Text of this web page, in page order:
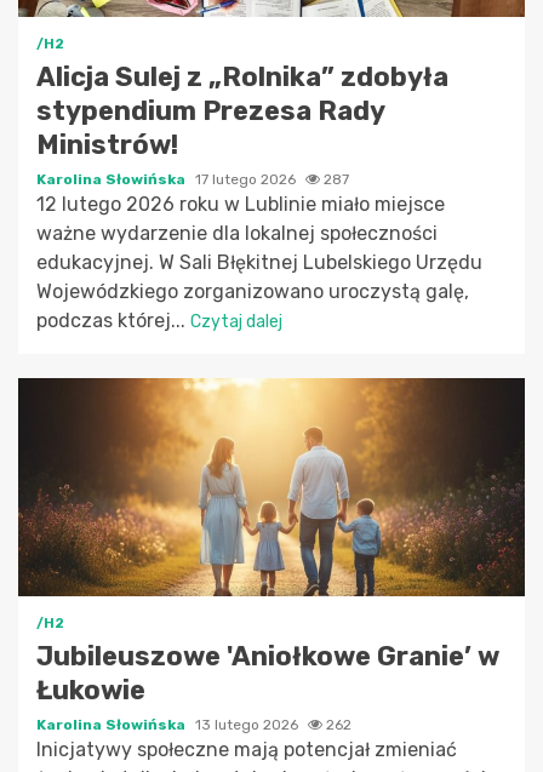
/H2
Alicja Sulej z „Rolnika” zdobyła
stypendium Prezesa Rady
Ministrów!
Karolina Słowińska 17 lutego 2026 287
12 lutego 2026 roku w Lublinie miało miejsce
ważne wydarzenie dla lokalnej społeczności
edukacyjnej. W Sali Błękitnej Lubelskiego Urzędu
Wojewódzkiego zorganizowano uroczystą galę,
podczas której... Czytaj dalej
/H2
Jubileuszowe 'Aniołkowe Granie’ w
Łukowie
Karolina Słowińska 13 lutego 2026 262
Inicjatywy społeczne mają potencjał zmieniać